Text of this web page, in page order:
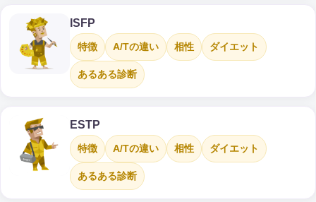
ISFP
特徴 A/Tの違い 相性 ダイエット
あるある診断
ESTP
特徴 A/Tの違い 相性 ダイエット
あるある診断